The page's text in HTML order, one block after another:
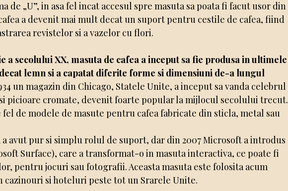
de „U”, in asa fel incat accesul spre masuta sa poata fi facut usor din
a devenit mai mult decat un suport pentru cestile de cafea, fiind
revistelor si a vazelor cu flori.
a secolului XX, masuta de cafea a inceput sa fie produsa in ultimele
lemn si a capatat diferite forme si dimensiuni de-a lungul
un magazin din Chicago, Statele Unite, a inceput sa vanda celebrul
picioare cromate, devenit foarte popular la mijlocul secolului trecut.
de modele de masute pentru cafea fabricate din sticla, metal sau
a avut pur si simplu rolul de suport, dar din 2007 Microsoft a introdus
Surface), care a transformat-o in masuta interactiva, ce poate fi
pentru jocuri sau fotografii. Aceasta masuta este folosita acum
si hoteluri peste tot un Srarele Unite.